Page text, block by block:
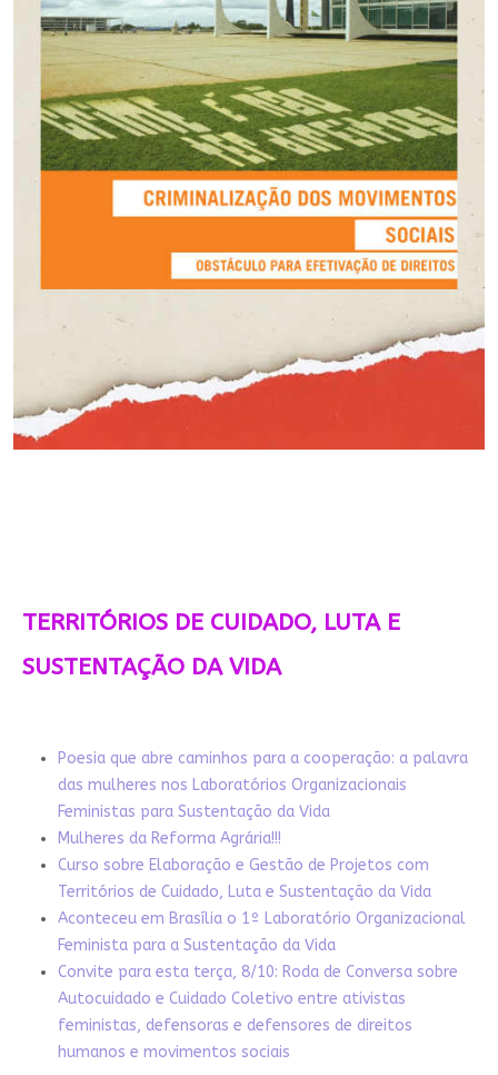
TERRITÓRIOS DE CUIDADO, LUTA E
SUSTENTAÇÃO DA VIDA
Poesia que abre caminhos para a cooperação: a palavra
das mulheres nos Laboratórios Organizacionais
Feministas para Sustentação da Vida
Mulheres da Reforma Agrária!!!
Curso sobre Elaboração e Gestão de Projetos com
Territórios de Cuidado, Luta e Sustentação da Vida
Aconteceu em Brasília o 1º Laboratório Organizacional
Feminista para a Sustentação da Vida
Convite para esta terça, 8/10: Roda de Conversa sobre
Autocuidado e Cuidado Coletivo entre ativistas
feministas, defensoras e defensores de direitos
humanos e movimentos sociais